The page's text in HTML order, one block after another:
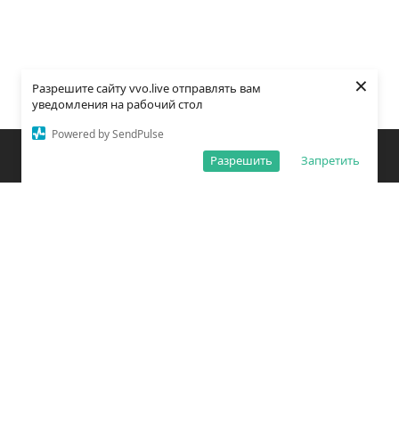
Разрешите сайту vvo.live отправлять вам
уведомления на рабочий стол
Powered by SendPulse
Запретить
Разрешить
×
Закладки Поиск Открыть меню